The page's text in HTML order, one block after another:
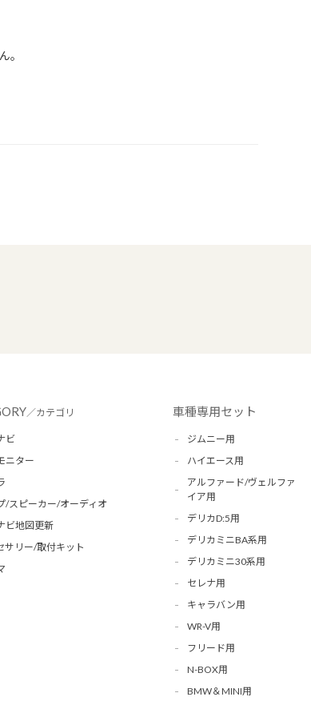
。
／カテゴリ
ビ
ニター
/スピーカー/オーディオ
ビ地図更新
サリー/取付キット
車種専用セット
ジムニー用
ハイエース用
アルファード/ヴェルファ
イア用
デリカD:5用
デリカミニBA系用
デリカミニ30系用
セレナ用
キャラバン用
WR-V用
フリード用
N-BOX用
BMW＆MINI用